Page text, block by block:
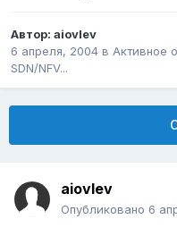
Автор: aiovlev
6 апреля, 2004 в Активное
SDN/NFV...
aiovlev
Опубликовано 6